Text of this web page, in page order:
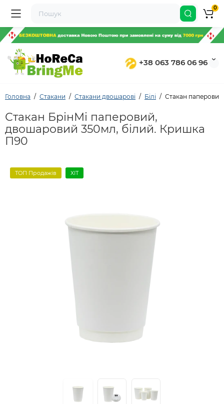
+38 063 786 06 96
0
Головна Стакани Стакани двошарові Білі Стакан
Стакан БрінМі паперовий,
двошаровий 350мл, білий. Кришка
П90
ТОП Продажів ХІТ